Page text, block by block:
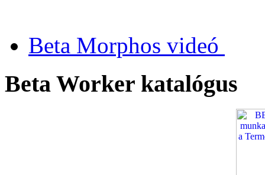
Beta Morphos videó
Beta Worker katalógus